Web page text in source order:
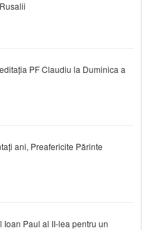
PF Claudiu la Duminica a
ani, Preafericite Părinte
Ioan Paul al II-lea pentru un